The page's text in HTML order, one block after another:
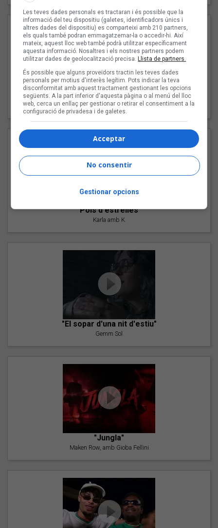
"Les cabres"
94 Rules amb Compte
"Pols d'estrelles"
Karla amb K
"El sopar d'una nit d'estiu"
Gemm Sol
"Jungla"
Maken Row, amb Gioba Fellini
Les teves dades personals es tractaran i és possible que la
informació del teu dispositiu (galetes, identificadors únics i
altres dades del dispositiu) es comparteixi amb 210 partners,
els quals també podran emmagatzemar-la o accedir-hi. Així
mateix, aquest lloc web també podrà utilitzar específicament
aquesta informació. Nosaltres i els nostres partners podem
utilitzar dades de geolocalització precisa. Llista de partners.
És possible que alguns proveïdors tractin les teves dades
personals per motius d'interès legítim. Pots indicar la teva
disconformitat amb aquest tractament gestionant les opcions
següents. A la part inferior d'aquesta pàgina o al menú del lloc
web, cerca un enllaç per gestionar o retirar el consentiment a la
configuració de privadesa i de galetes.
Acceptar
No consentir
Gestionar opcions